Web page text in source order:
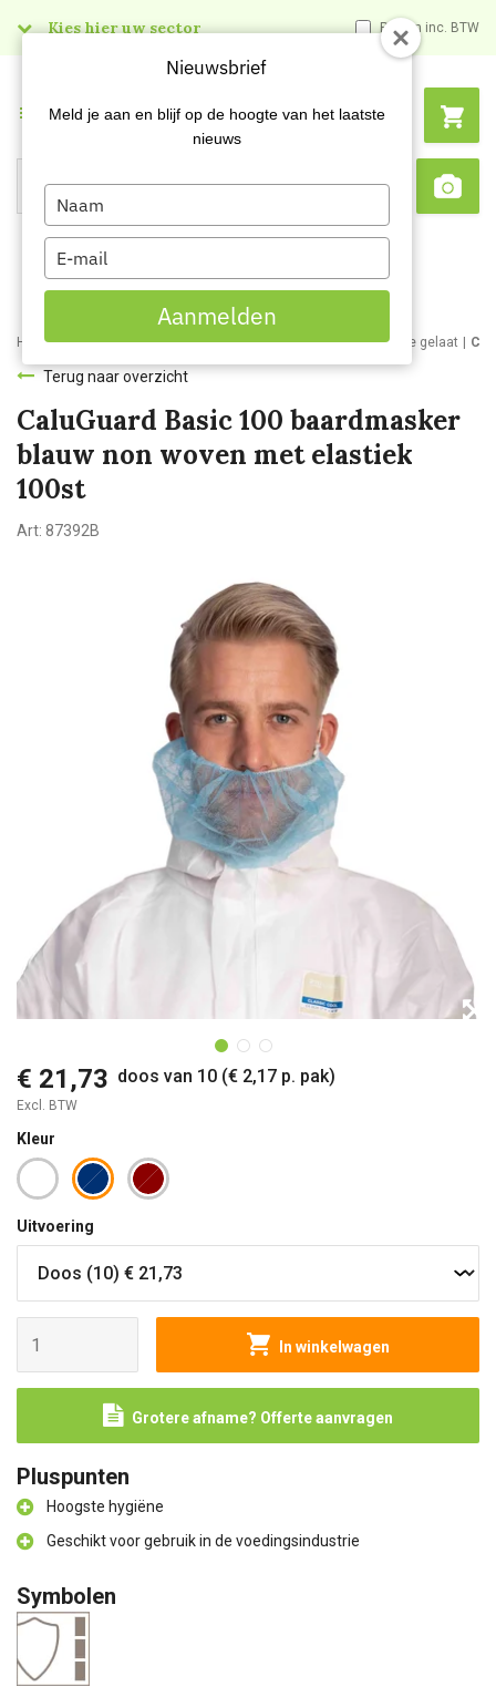
Kies hier uw sector Prijzen inc. BTW
Search
Menu
Home Webshop Werkkleding Disposable kleding Disposable gelaat
Terug naar overzicht
CaluGuard Basic 100 baardmasker
blauw non woven met elastiek
100st
Art: 87392B
€ 21,73 doos van 10 (€ 2,17 p. pak)
Excl. BTW
Kleur
Uitvoering
In winkelwagen
Grotere afname? Offerte aanvragen
Pluspunten
Hoogste hygiëne
Geschikt voor gebruik in de voedingsindustrie
Symbolen
Nieuwsbrief
Meld je aan en blijf op de hoogte van het laatste
nieuws
Type
your
name
Type
your
email
Aanmelden